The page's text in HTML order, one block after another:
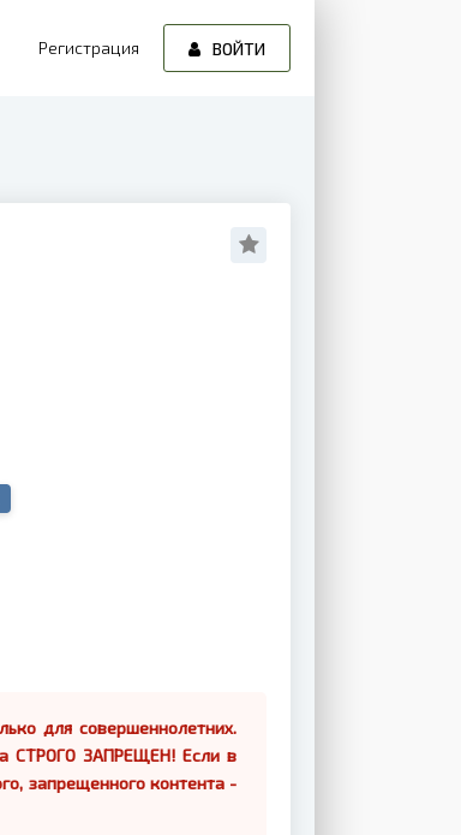
Регистрация ВОЙТИ
для совершеннолетних.
СТРОГО ЗАПРЕЩЕН! Если в
запрещенного контента -